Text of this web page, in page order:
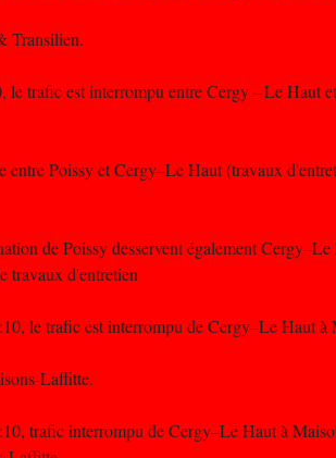
Transilien.
le trafic est interrompu entre Cergy – Le Haut
Poissy et Cergy–Le Haut (travaux
de Poissy desservent également
travaux d'entretien
le trafic est interrompu de Cergy–Le Haut à
Laffitte.
trafic interrompu de Cergy–Le Haut à